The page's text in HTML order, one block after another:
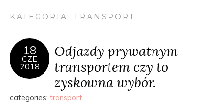
KATEGORIA:TRANSPORT
18
CZE
2018
Odjazdy prywatnym
transportem czy to
zyskowna wybór.
categories: transport